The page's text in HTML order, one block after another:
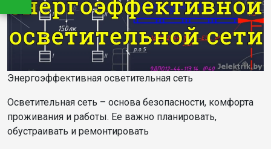
Энергоэффективная осветительная сеть
Осветительная сеть – основа безопасности, комфорта
проживания и работы. Ее важно планировать,
обустраивать и ремонтировать